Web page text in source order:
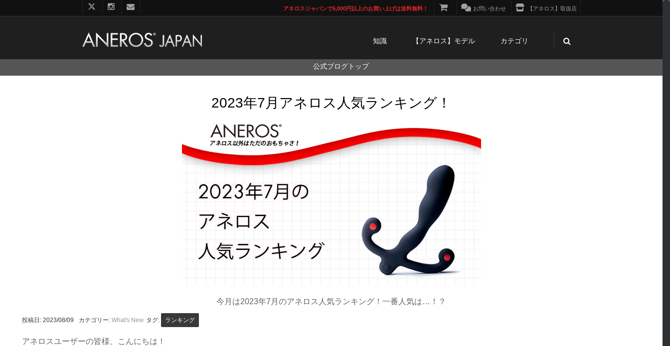
アネロスジャパンで5,000円以上のお買い上げは送料無料！ お問い合わせ 【アネロス】取扱店
知識 【アネロス】モデル カテゴリ
公式ブログトップ
2023年7月アネロス人気ランキング！
今月は2023年7月のアネロス人気ランキング！一番人気は…！？
投稿日:2023/08/09 カテゴリー:What's New タグ: ランキング
アネロスユーザーの皆様、こんにちは！